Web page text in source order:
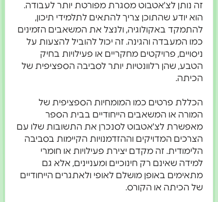
זה נותן לצ'אטבוט מסגרת מפורטת יותר לעבודה.
הוא יודע שהתוכן צריך להתאים לתלמידי תיכון,
להתמקד באקולוגיה, ולנצל את המשאבים הזמינים
כמו המעבדה והגינה. זה יכול להוביל להצעות על
ניסויים, פרויקטים מחקריים או פעילויות בחיק
הטבע, שהן רלוונטיות יותר לסביבה הספציפית של
הכיתה.
הכללת פרטים כמו המומחיות הספציפית של
המורה או המשאבים הייחודיים בבית הספר
מאפשרת לצ'אטבוט לסנכרן את התשובות שלו עם
הצרכים המדויקים וההזדמנויות הקיימות בסביבה
הלימודית. זה מקדם יצירת פעילויות או חומרי
למידה שאינם רק חינוכיים ומעניינים, אלא גם
מתאימים באופן מושלם לאופי ולאתגרים הייחודיים
של הכיתה או הקורס.